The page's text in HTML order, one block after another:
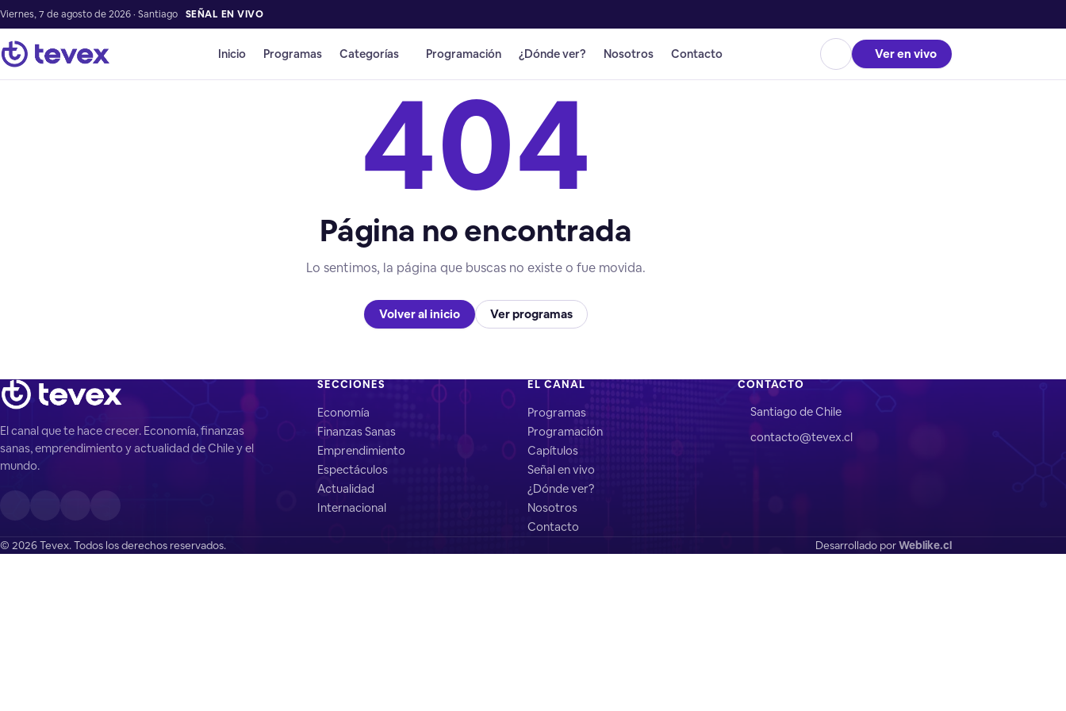
Viernes, 7 de agosto de 2026 · Santiago SEÑAL EN VIVO
Inicio Programas Categorías Programación ¿Dónde ver? Nosotros Contacto Ver en vivo
404
Página no encontrada
Lo sentimos, la página que buscas no existe o fue movida.
Volver al inicio Ver programas
El canal que te hace crecer. Economía, finanzas
sanas, emprendimiento y actualidad de Chile y el
mundo.
SECCIONES
Economía
Finanzas Sanas
Emprendimiento
Espectáculos
Actualidad
Internacional
EL CANAL
Programas
Programación
Capítulos
Señal en vivo
¿Dónde ver?
Nosotros
Contacto
CONTACTO
Santiago de Chile
contacto@tevex.cl
© 2026 Tevex. Todos los derechos reservados. Desarrollado porWeblike.cl